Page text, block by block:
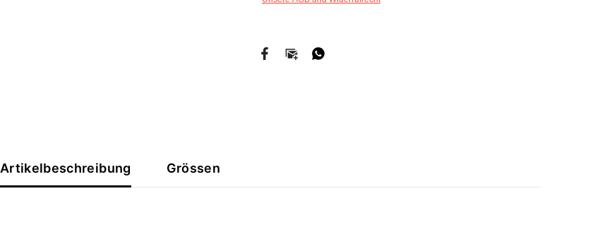
Artikelbeschreibung Grössen